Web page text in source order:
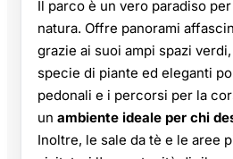
Il parco è un vero paradiso
natura. Offre panorami
grazie ai suoi ampi spazi
specie di piante ed eleganti
pedonali e i percorsi per la
un ambiente ideale per chi
Inoltre, le sale da tè e le aree